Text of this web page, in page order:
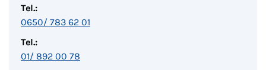
Tel.:
0650/ 783 62 01
Tel.:
01/ 892 00 78